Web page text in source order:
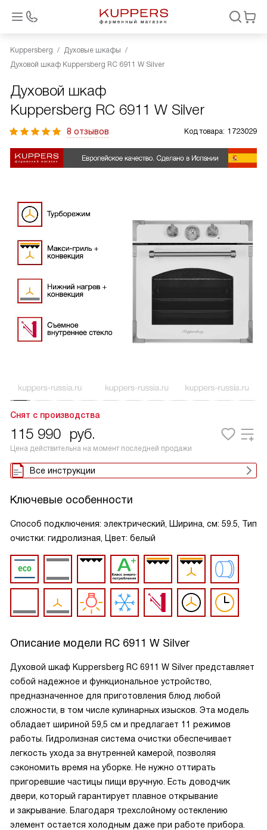
Kuppersberg
Духовые шкафы
Духовой шкаф Kuppersberg RC 6911 W Silver
Духовой шкаф
Kuppersberg RC 6911 W Silver
8 отзывов Код товара: 1723029
Снят с производства
115 990 руб.
Цена действительна на момент последней продажи
Все инструкции
Ключевые особенности
Способ подключения: электрический, Ширина, см: 59.5, Тип
очистки: гидролизная, Цвет: белый
Описание модели RC 6911 W Silver
Духовой шкаф Kuppersberg RC 6911 W Silver представляет
собой надежное и функциональное устройство,
предназначенное для приготовления блюд любой
сложности, в том числе кулинарных изысков. Эта модель
обладает шириной 59,5 см и предлагает 11 режимов
работы. Гидролизная система очистки обеспечивает
легкость ухода за внутренней камерой, позволяя
сэкономить время на уборке. Не нужно оттирать
пригоревшие частицы пищи вручную. Есть доводчик
двери, который гарантирует плавное открывание
и закрывание. Благодаря трехслойному остеклению
элемент остается холодным даже при работе прибора.